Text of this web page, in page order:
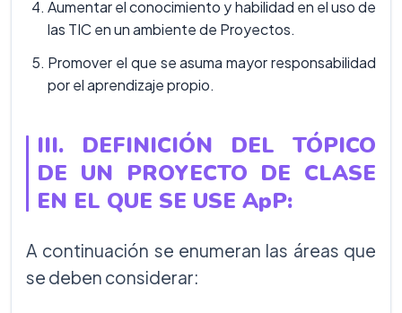
Aumentar el conocimiento y habilidad en el uso de
las TIC en un ambiente de Proyectos.
Promover el que se asuma mayor responsabilidad
por el aprendizaje propio.
III. DEFINICIÓN DEL TÓPICO
DE UN PROYECTO DE CLASE
EN EL QUE SE USE ApP:
A continuación se enumeran las áreas que
se deben considerar: